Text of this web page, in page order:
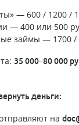
— 600 / 1200 /
— 400 или 500
займы — 1700 /
35 000–80 000
деньги:
на